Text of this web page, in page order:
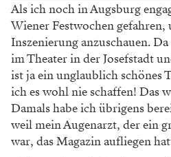
Als ich noch in Augsburg
Wiener Festwochen
Inszenierung anzuschauen.
im Theater in der Josefstadt
ist ja ein unglaublich schönes
ich es wohl nie schaffen! Das
Damals habe ich übrigens
weil mein Augenarzt, der ein
war, das Magazin aufliegen